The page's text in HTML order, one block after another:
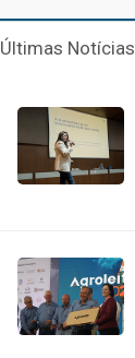
Últimas Notícias